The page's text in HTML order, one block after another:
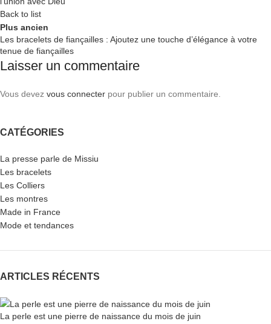
Back to list
Plus ancien
Les bracelets de fiançailles : Ajoutez une touche d’élégance à votre
tenue de fiançailles
Laisser un commentaire
Vous devez vous connecter pour publier un commentaire.
CATÉGORIES
La presse parle de Missiu
Les bracelets
Les Colliers
Les montres
Made in France
Mode et tendances
ARTICLES RÉCENTS
La perle est une pierre de naissance du mois de juin